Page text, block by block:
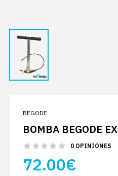
BEGODE
BOMBA BEGODE EX
0 OPINIONES
72.00€